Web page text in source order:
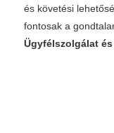
és követési
fontosak a
Ügyfélszolgálat